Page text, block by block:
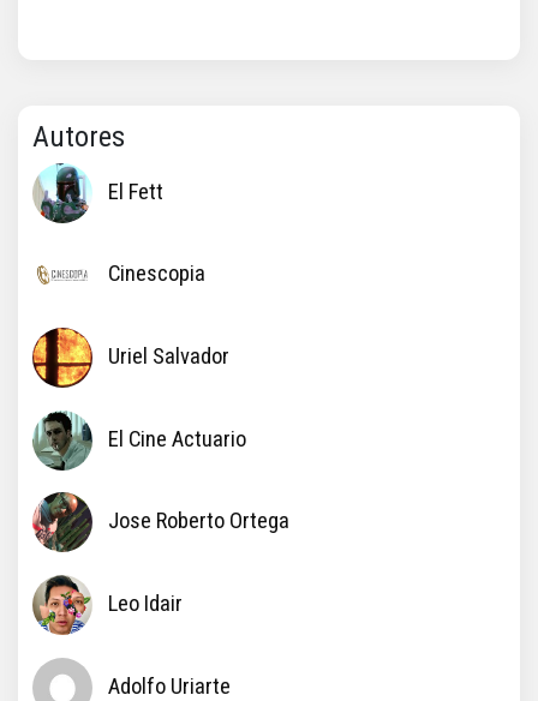
Autores
El Fett
Cinescopia
Uriel Salvador
El Cine Actuario
Jose Roberto Ortega
Leo Idair
Adolfo Uriarte